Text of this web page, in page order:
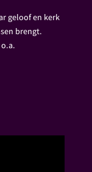
geloof en kerk
brengt.